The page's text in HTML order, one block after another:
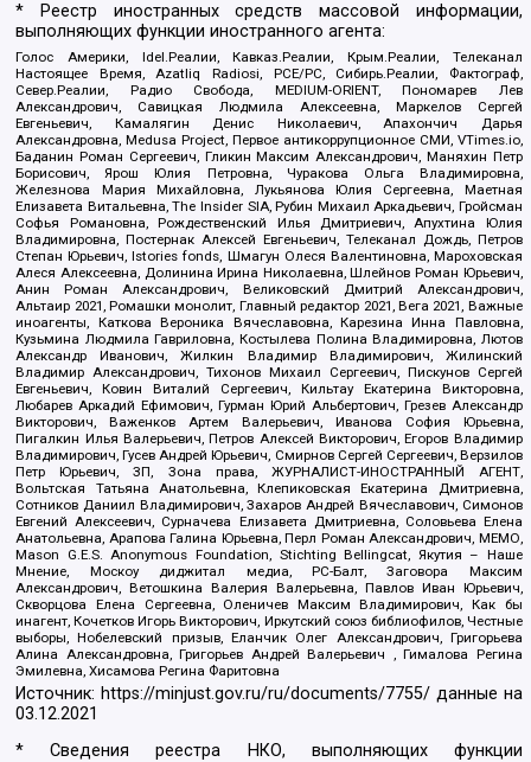
* Реестр иностранных средств массовой информации,
выполняющих функции иностранного агента:
Голос Америки, Idel.Реалии, Кавказ.Реалии, Крым.Реалии, Телеканал
Настоящее Время, Azatliq Radiosi, PCE/PC, Сибирь.Реалии, Фактограф,
Север.Реалии, Радио Свобода, MEDIUM-ORIENT, Пономарев Лев
Александрович, Савицкая Людмила Алексеевна, Маркелов Сергей
Евгеньевич, Камалягин Денис Николаевич, Апахончич Дарья
Александровна, Medusa Project, Первое антикоррупционное СМИ, VTimes.io,
Баданин Роман Сергеевич, Гликин Максим Александрович, Маняхин Петр
Борисович, Ярош Юлия Петровна, Чуракова Ольга Владимировна,
Железнова Мария Михайловна, Лукьянова Юлия Сергеевна, Маетная
Елизавета Витальевна, The Insider SIA, Рубин Михаил Аркадьевич, Гройсман
Софья Романовна, Рождественский Илья Дмитриевич, Апухтина Юлия
Владимировна, Постернак Алексей Евгеньевич, Телеканал Дождь, Петров
Степан Юрьевич, Istories fonds, Шмагун Олеся Валентиновна, Мароховская
Алеся Алексеевна, Долинина Ирина Николаевна, Шлейнов Роман Юрьевич,
Анин Роман Александрович, Великовский Дмитрий Александрович,
Альтаир 2021, Ромашки монолит, Главный редактор 2021, Вега 2021, Важные
иноагенты, Каткова Вероника Вячеславовна, Карезина Инна Павловна,
Кузьмина Людмила Гавриловна, Костылева Полина Владимировна, Лютов
Александр Иванович, Жилкин Владимир Владимирович, Жилинский
Владимир Александрович, Тихонов Михаил Сергеевич, Пискунов Сергей
Евгеньевич, Ковин Виталий Сергеевич, Кильтау Екатерина Викторовна,
Любарев Аркадий Ефимович, Гурман Юрий Альбертович, Грезев Александр
Викторович, Важенков Артем Валерьевич, Иванова София Юрьевна,
Пигалкин Илья Валерьевич, Петров Алексей Викторович, Егоров Владимир
Владимирович, Гусев Андрей Юрьевич, Смирнов Сергей Сергеевич, Верзилов
Петр Юрьевич, ЗП, Зона права, ЖУРНАЛИСТ-ИНОСТРАННЫЙ АГЕНТ,
Вольтская Татьяна Анатольевна, Клепиковская Екатерина Дмитриевна,
Сотников Даниил Владимирович, Захаров Андрей Вячеславович, Симонов
Евгений Алексеевич, Сурначева Елизавета Дмитриевна, Соловьева Елена
Анатольевна, Арапова Галина Юрьевна, Перл Роман Александрович, МЕМО,
Mason G.E.S. Anonymous Foundation, Stichting Bellingcat, Якутия – Наше
Мнение, Москоу диджитал медиа, РС-Балт, Заговора Максим
Александрович, Ветошкина Валерия Валерьевна, Павлов Иван Юрьевич,
Скворцова Елена Сергеевна, Оленичев Максим Владимирович, Как бы
инагент, Кочетков Игорь Викторович, Иркутский союз библиофилов, Честные
выборы, Нобелевский призыв, Еланчик Олег Александрович, Григорьева
Алина Александровна, Григорьев Андрей Валерьевич , Гималова Регина
Эмилевна, Хисамова Регина Фаритовна
Источник: https://minjust.gov.ru/ru/documents/7755/ данные на
03.12.2021
* Сведения реестра НКО, выполняющих функции